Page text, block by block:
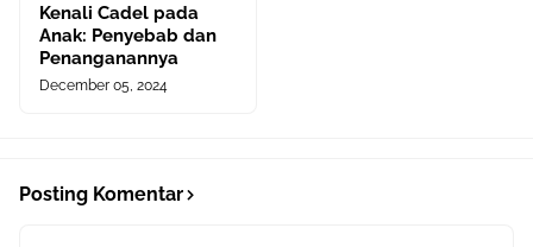
Kenali Cadel pada
Anak: Penyebab dan
Penanganannya
December 05, 2024
Posting Komentar